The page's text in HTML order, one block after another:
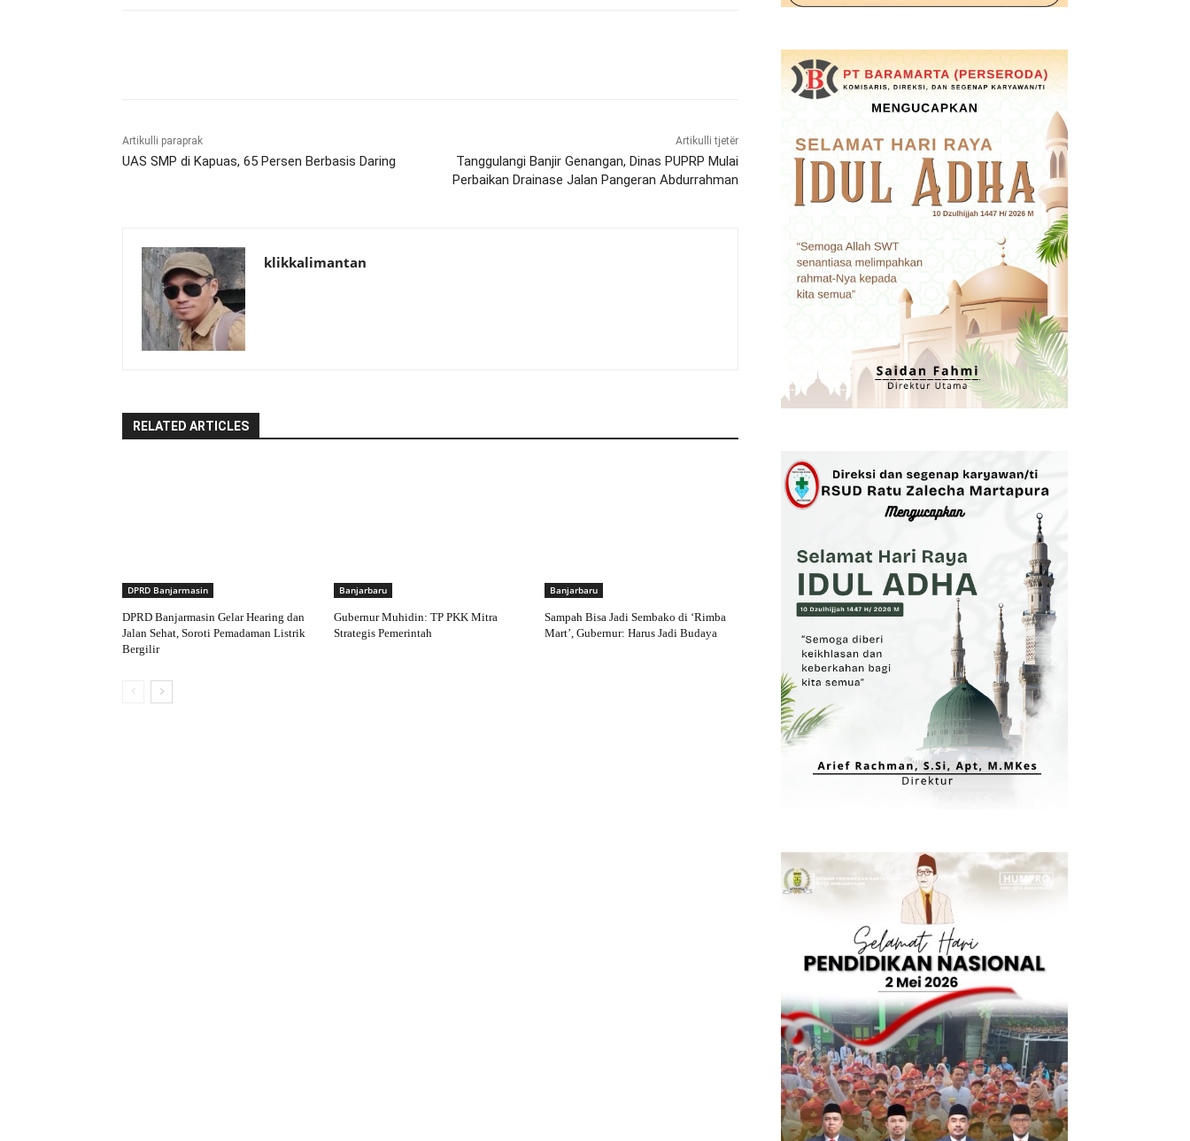
Artikulli paraprak
UAS SMP di Kapuas, 65 Persen Berbasis Daring
Artikulli tjetër
Tanggulangi Banjir Genangan, Dinas PUPRP Mulai
Perbaikan Drainase Jalan Pangeran Abdurrahman
klikkalimantan
RELATED ARTICLES
DPRD Banjarmasin
DPRD Banjarmasin Gelar Hearing dan
Jalan Sehat, Soroti Pemadaman Listrik
Bergilir
Banjarbaru
Gubernur Muhidin: TP PKK Mitra
Strategis Pemerintah
Banjarbaru
Sampah Bisa Jadi Sembako di ‘Rimba
Mart’, Gubernur: Harus Jadi Budaya